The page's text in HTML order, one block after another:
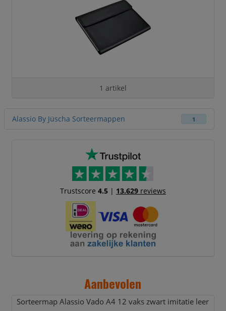
1 artikel
Alassio By Jüscha Sorteermappen 1
Trustscore 4.5| 13.629reviews
Aanbevolen
Sorteermap Alassio Vado A4 12 vaks zwart imitatie leer